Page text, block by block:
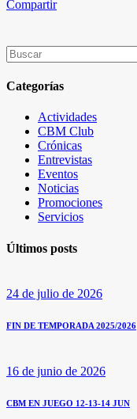
Compartir
Buscar
por:
Categorías
Actividades
CBM Club
Crónicas
Entrevistas
Eventos
Noticias
Promociones
Servicios
Últimos posts
24 de julio de 2026
FIN DE TEMPORADA 2025/2026
16 de junio de 2026
CBM EN JUEGO 12-13-14 JUN